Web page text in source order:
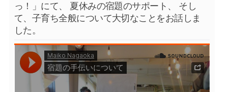
っ！」にて、 夏休みの宿題のサポート、 そし
て、子育ち全般について大切なことをお話しま
した。